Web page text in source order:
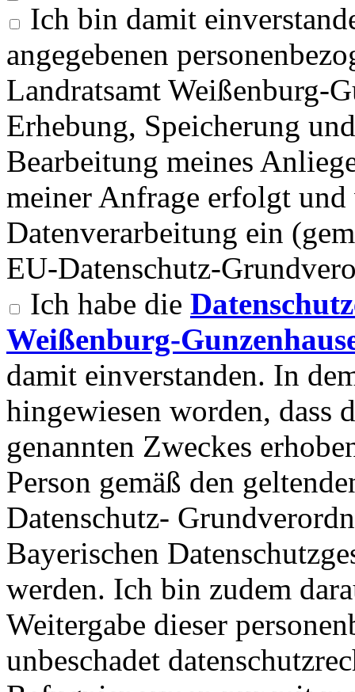
Ich bin damit
angegebenen
Landratsamt Weißenburg-
Erhebung, Speicherung
Bearbeitung meines
meiner Anfrage erfolgt
Datenverarbeitung ein
EU-Datenschutz-
Ich habe die
Weißenburg-
damit einverstanden. In
hingewiesen worden, dass
genannten Zweckes
Person gemäß den
Datenschutz-
Bayerischen
werden. Ich bin zudem
Weitergabe dieser
unbeschadet